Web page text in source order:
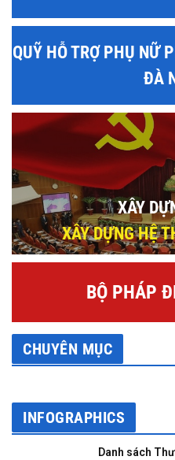
QUỸ HỖ TRỢ PHỤ NỮ
ĐÀ
XÂY
XÂY DỰNG HỆ
BỘ PHÁP
CHUYÊN MỤC
INFOGRAPHICS
Danh sách